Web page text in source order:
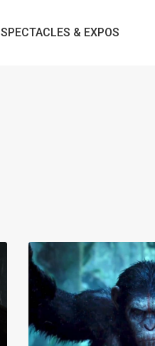
SPECTACLES & EXPOS